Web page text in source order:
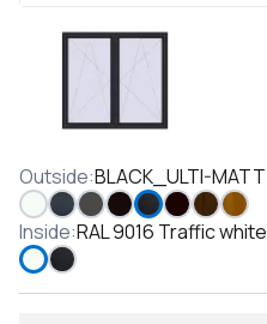
Outside:BLACK_ULTI-MATT
Inside:RAL 9016 Traffic white